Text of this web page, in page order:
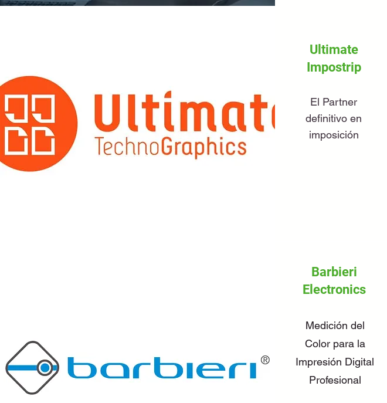
Ultimate
Impostrip
El Partner
definitivo en
imposición
Barbieri
Electronics
Medición del
Color para la
Impresión Digital
Profesional